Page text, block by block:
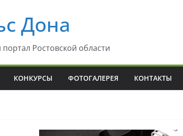
Дона
Ростовской области
КОНКУРСЫ ФОТОГАЛЕРЕЯ КОНТАКТЫ